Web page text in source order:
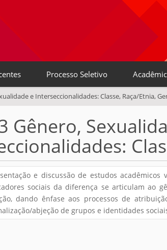
Processo Seletivo
e Interseccionalidades: Classe, Raça/Etnia,
Gênero,
e discussão de estudos
sociais da diferença se articulam ao
dando ênfase aos processos de
abjeção de grupos e identidades